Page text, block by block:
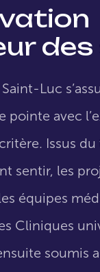
des
Luc
pointe avec
Issus du
sentir, les
équipes
Cliniques
soumis